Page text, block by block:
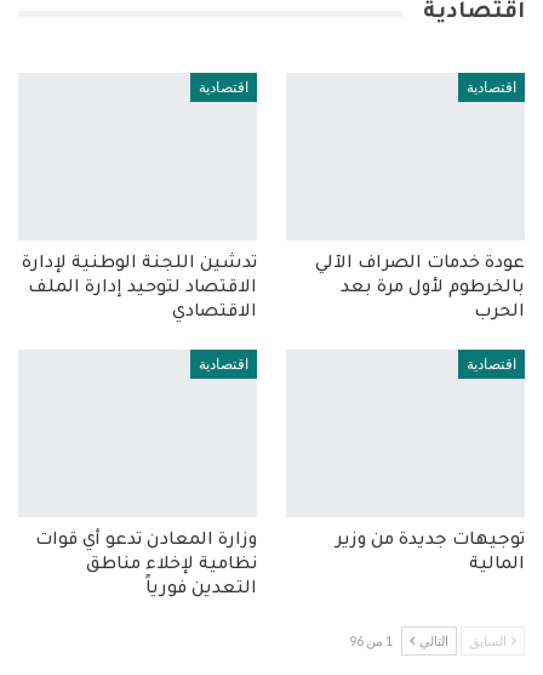
اقتصادية
اقتصادية
عودة خدمات الصراف الآلي
بالخرطوم لأول مرة بعد
الحرب
اقتصادية
تدشين اللجنة الوطنية لإدارة
الاقتصاد لتوحيد إدارة الملف
الاقتصادي
اقتصادية
توجيهات جديدة من وزير
المالية
اقتصادية
وزارة المعادن تدعو أي قوات
نظامية لإخلاء مناطق
التعدين فورياً
السابق التالي 1 من 96